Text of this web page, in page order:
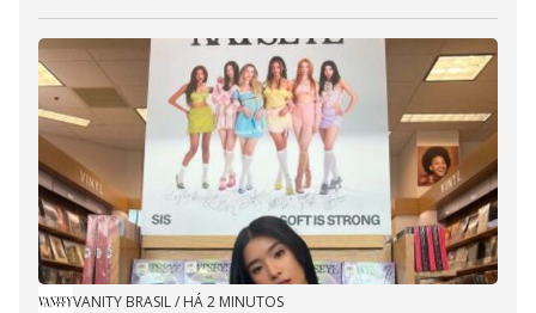
VANITY BRASIL/ HÁ 2 MINUTOS